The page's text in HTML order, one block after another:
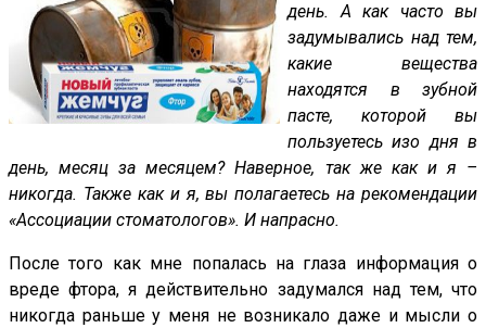
день. А как часто вы
задумывались над тем,
какие вещества
находятся в зубной
пасте, которой вы
пользуетесь изо дня в
день, месяц за месяцем? Наверное, так же как и я –
никогда. Также как и я, вы полагаетесь на рекомендации
«Ассоциации стоматологов». И напрасно.
После того как мне попалась на глаза информация о
вреде фтора, я действительно задумался над тем, что
никогда раньше у меня не возникало даже и мысли о